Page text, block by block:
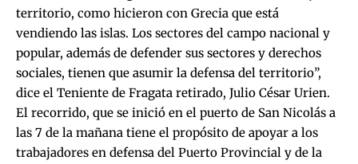
territorio, como hicieron con Grecia que está
vendiendo las islas. Los sectores del campo nacional y
popular, además de defender sus sectores y derechos
sociales, tienen que asumir la defensa del territorio”,
dice el Teniente de Fragata retirado, Julio César Urien.
El recorrido, que se inició en el puerto de San Nicolás a
las 7 de la mañana tiene el propósito de apoyar a los
trabajadores en defensa del Puerto Provincial y de la